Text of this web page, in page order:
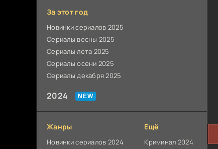
За этот год
Новинки сериалов 2025
Сериалы весны 2025
Сериалы лета 2025
Сериалы осени 2025
Сериалы декабря 2025
2024
Жанры
Новинки сериалов 2024
Ещё
Криминал 2024